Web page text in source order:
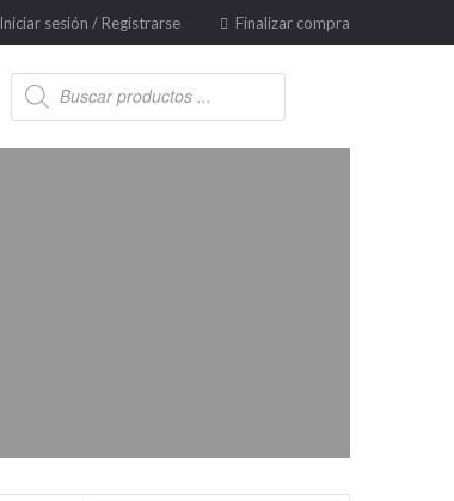
Iniciar sesión / Registrarse Finalizar compra